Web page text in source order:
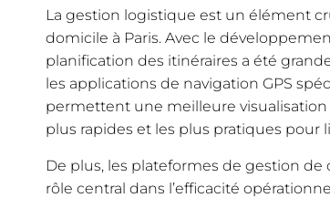
La gestion logistique est un élément
domicile à Paris. Avec le
planification des itinéraires a été
les applications de navigation GPS
permettent une meilleure
plus rapides et les plus pratiques pour
De plus, les plateformes de gestion
rôle central dans l’efficacité